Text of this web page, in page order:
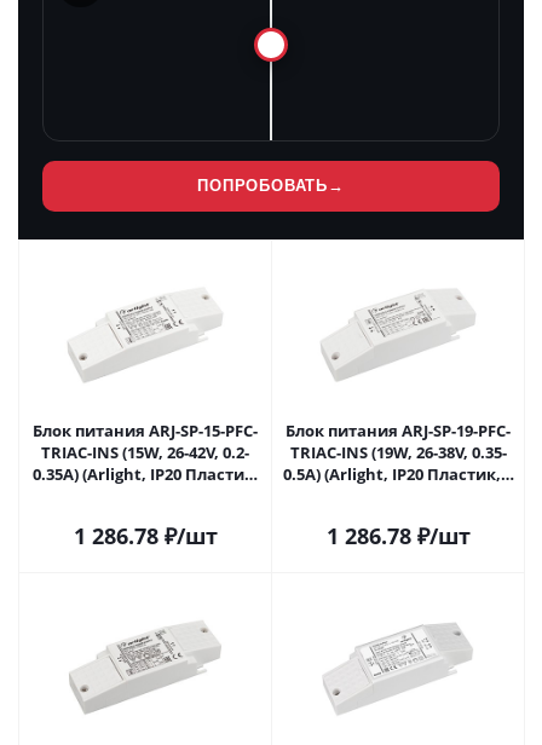
ПОПРОБОВАТЬ →
Блок питания ARJ-SP-15-PFC-
TRIAC-INS (15W, 26-42V, 0.2-
0.35A) (Arlight, IP20 Пластик,
1 286.78₽/шт
Блок питания ARJ-SP-19-PFC-
TRIAC-INS (19W, 26-38V, 0.35-
0.5A) (Arlight, IP20 Пластик, 5
1 286.78₽/шт